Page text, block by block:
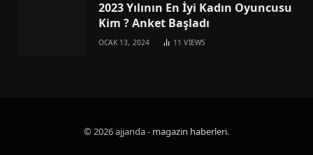
2023 Yılının En İyi Kadın Oyuncusu
Kim ? Anket Başladı
OCAK 13, 2024 11VIEWS
© 2026 ajjanda - magazin haberleri.